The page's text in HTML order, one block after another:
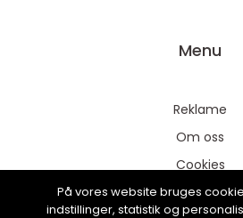
Menu
Reklame
Om oss
Cookies
Kontakt Oss
På vores website bruges
indstillinger, statistik og